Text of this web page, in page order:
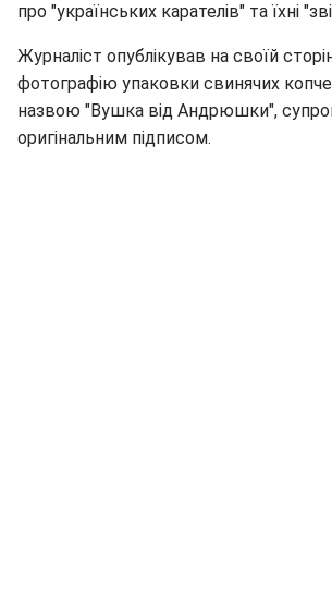
про "українських карателів" та їхні
Журналіст опублікував на своїй
фотографію упаковки свинячих
назвою "Вушка від Андрюшки",
оригінальним підписом.